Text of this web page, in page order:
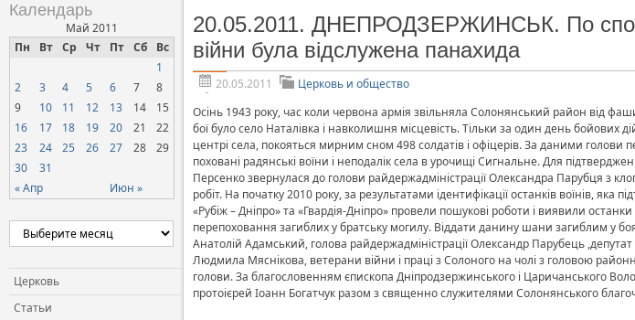
Межконфессиональные
отношения
Нарушения прав
верующих
Официальная хроника
Расколы, ереси, секты
СОЦИАЛЬНОЕ
СЛУЖЕНИЕ
Церковь и власть
Церковь и общество
Церковь и СМИ
История
Митрополиты
Хроники
Календарь
Май 2011
Пн
Вт Ср Чт Пт Сб Вс
« Апр Июн »
1
2
3 4 5 6 7
8
9
10 11 12 13 14
15
16
17 18 19 20 21
22
23
24 25 26 27 28
29
30
31
Церковь
Статьи
20.05.2011. ДНЕПРОДЗЕРЖИНСЬК. По
війни була відслужена панахида
20.05.2011
Церковь и общество
Осінь 1943 року, час коли червона армія звільняла Солонянський район від
бої було село Наталівка і навколишня місцевість. Тільки за один день бойових
центрі села, покояться мирним сном 498 солдатів і офіцерів. За даними голови
поховані радянські воїни і неподалік села в урочищі Сигнальне. Для
Персенко звернулася до голови райдержадміністрації Олександра Парубця з
робіт. На початку 2010 року, за результатами ідентифікації останків воїнів, яка
«Рубіж – Дніпро» та «Гвардія-Дніпро» провели пошукові роботи і виявили
перепоховання загиблих у братську могилу. Віддати данину шани загиблим у
Анатолій Адамський, голова райдержадміністрації Олександр Парубець
Людмила Мяснікова, ветерани війни і праці з Солоного на чолі з головою
голови. За благословенням єпископа Дніпродзержинського і Царичанського
протоієрей Іоанн Богатчук разом з священно служителями Солонянського